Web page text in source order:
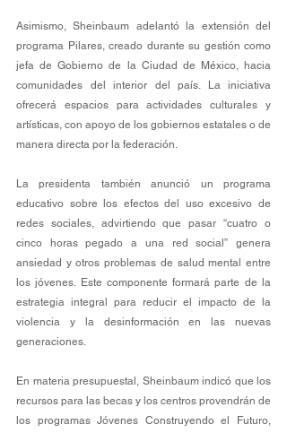
Asimismo, Sheinbaum adelantó la extensión del
programa Pilares, creado durante su gestión como
jefa de Gobierno de la Ciudad de México, hacia
comunidades del interior del país. La iniciativa
ofrecerá espacios para actividades culturales y
artísticas, con apoyo de los gobiernos estatales o de
manera directa por la federación.
La presidenta también anunció un programa
educativo sobre los efectos del uso excesivo de
redes sociales, advirtiendo que pasar “cuatro o
cinco horas pegado a una red social” genera
ansiedad y otros problemas de salud mental entre
los jóvenes. Este componente formará parte de la
estrategia integral para reducir el impacto de la
violencia y la desinformación en las nuevas
generaciones.
En materia presupuestal, Sheinbaum indicó que los
recursos para las becas y los centros provendrán de
los programas Jóvenes Construyendo el Futuro,